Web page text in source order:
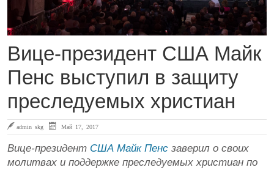
Вице-президент США Майк
Пенс выступил в защиту
преследуемых христиан
admin skg Май 17, 2017
Вице-президент США Майк Пенс заверил о своих
молитвах и поддержке преследуемых христиан по